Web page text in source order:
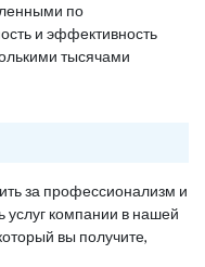
по
и эффективность
тысячами
за профессионализм и
услуг компании в нашей
вы получите,